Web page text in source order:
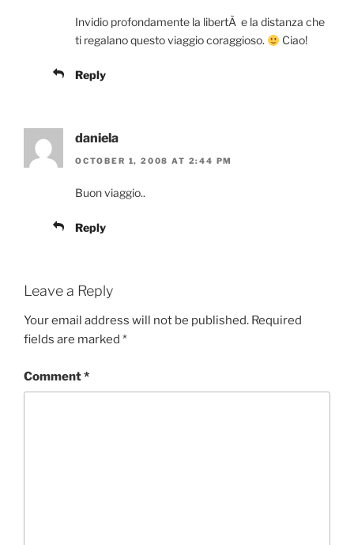
Invidio profondamente la libertÃ e la distanza che
ti regalano questo viaggio coraggioso.
Ciao!
Reply
daniela
OCTOBER 1, 2008 AT 2:44 PM
Buon viaggio..
Reply
Leave a Reply
Your email address will not be published. Required
fields are marked *
Comment*